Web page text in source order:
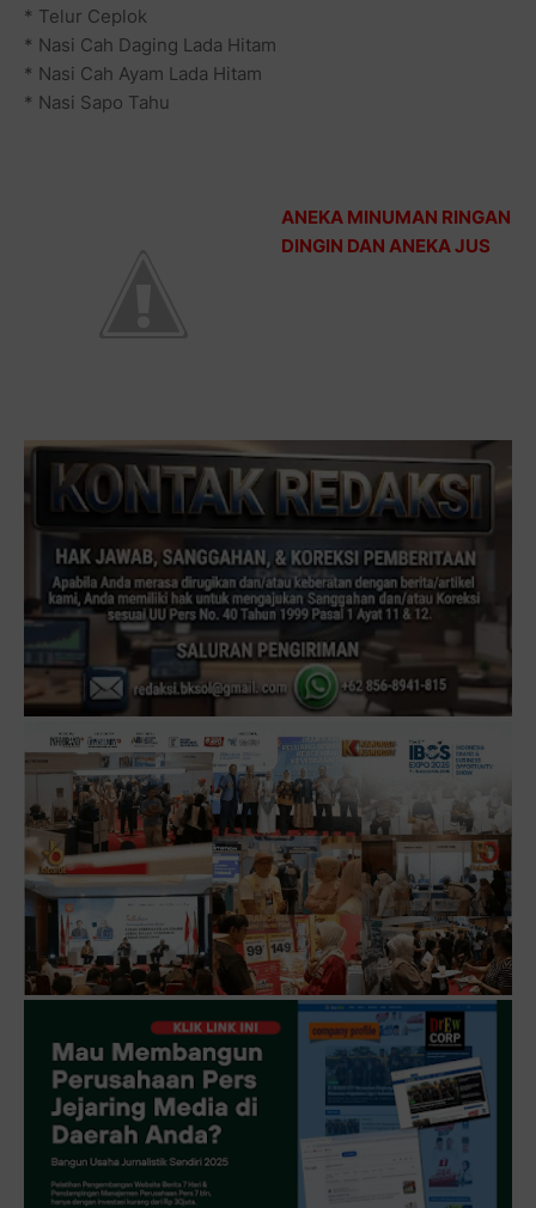
* Telur Ceplok
* Nasi Cah Daging Lada Hitam
* Nasi Cah Ayam Lada Hitam
* Nasi Sapo Tahu
ANEKA MINUMAN RINGAN
DINGIN DAN ANEKA JUS